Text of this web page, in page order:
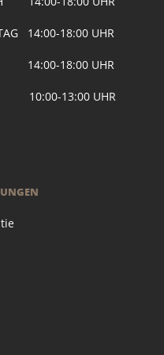
14:00-18:00 UHR
14:00-18:00 UHR
10:00-13:00 UHR